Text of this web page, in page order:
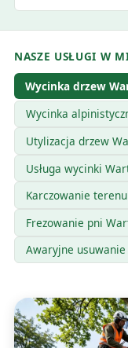
NASZE USŁUGI W
Wycinka drzew
Wycinka
Utylizacja drzew
Usługa wycinki
Karczowanie
Frezowanie pni
Awaryjne